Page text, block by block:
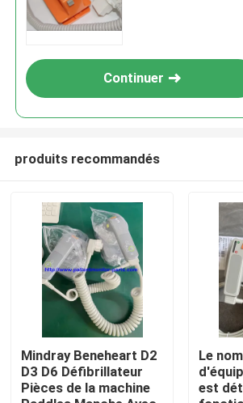
À la maison
Produits
Vidéos
Continuer
produits recommandés
Mindray Beneheart D2
D3 D6 Défibrillateur
Pièces de la machine
Le
est